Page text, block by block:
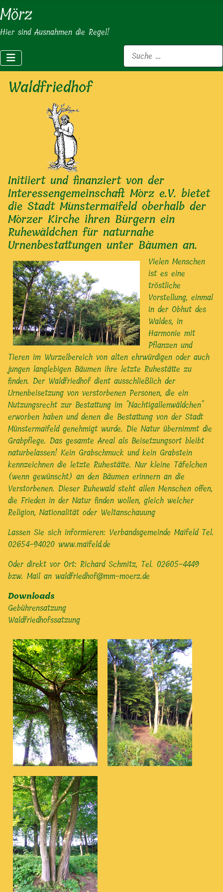
Mörz
Hier sind Ausnahmen die Regel!
Suchen
Waldfriedhof
Initiiert und finanziert von der
Interessengemeinschaft Mörz e.V. bietet
die Stadt Münstermaifeld oberhalb der
Mörzer Kirche ihren Bürgern ein
Ruhewäldchen für naturnahe
Urnenbestattungen unter Bäumen an.
Vielen Menschen
ist es eine
tröstliche
Vorstellung, einmal
in der Obhut des
Waldes, in
Harmonie mit
Pflanzen und
Tieren im Wurzelbereich von alten ehrwürdigen oder auch
jungen langlebigen Bäumen ihre letzte Ruhestätte zu
finden. Der Waldfriedhof dient ausschließlich der
Urnenbeisetzung von verstorbenen Personen, die ein
Nutzungsrecht zur Bestattung im "Nachtigallenwäldchen"
erworben haben und denen die Bestattung von der Stadt
Münstermaifeld genehmigt wurde. Die Natur übernimmt die
Grabpflege. Das gesamte Areal als Beisetzungsort bleibt
naturbelassen! Kein Grabschmuck und kein Grabstein
kennzeichnen die letzte Ruhestätte. Nur kleine Täfelchen
(wenn gewünscht) an den Bäumen erinnern an die
Verstorbenen. Dieser Ruhewald steht allen Menschen offen,
die Frieden in der Natur finden wollen, gleich welcher
Religion, Nationalität oder Weltanschauung
Lassen Sie sich informieren: Verbandsgemeinde Maifeld Tel.
02654-94020 www.maifeld.de
Oder direkt vor Ort: Richard Schmitz, Tel. 02605-4449
bzw. Mail an waldfriedhof@mm-moerz.de
Downloads
Gebührensatzung
Waldfriedhofssatzung